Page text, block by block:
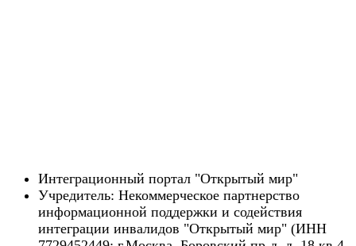
Интеграционный портал "Открытый мир"
Учредитель: Некоммерческое партнерство
информационной поддержки и содействия
интеграции инвалидов "Открытый мир" (ИНН